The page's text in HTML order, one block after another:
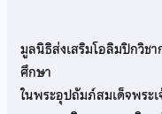
มูลนิธิส่งเสริมโอลิมปิกวิช
ศึกษา
ในพระอุปถัมภ์สมเด็จพระ